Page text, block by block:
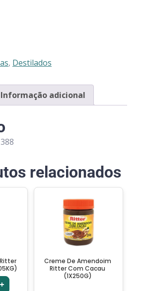
, Destilados
Informação adicional
relacionados
+
Creme De Amendoim
Ritter Com Cacau
(1X250G)